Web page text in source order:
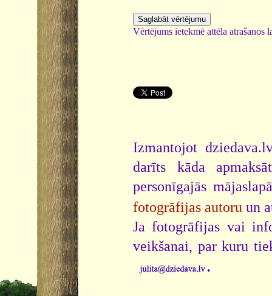
Vērtējums ietekmē attēla atrašanos
Izmantojot
darīts kāda
personīgajās
fotogrāfijas autoru un
Ja fotogrāfijas vai
veikšanai, par kuru
.